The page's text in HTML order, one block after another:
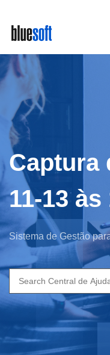
main
content
Captura
11-13 às
Sistema de Gestão
Search
for: